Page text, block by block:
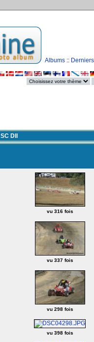
Albums::
SC DII
vu 316 fois
vu 337 fois
vu 298 fois
vu 398 fois